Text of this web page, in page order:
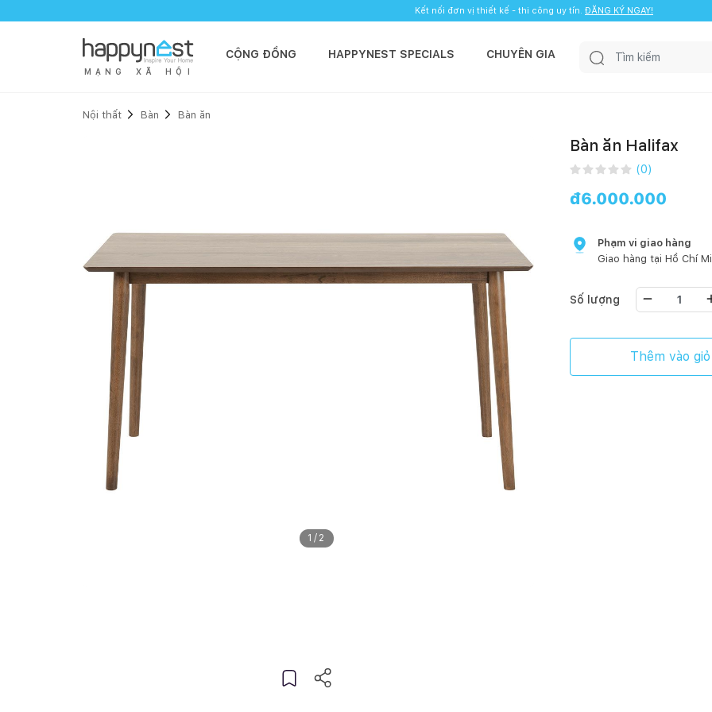
Kết nối đơn vị thiết kế - thi công uy tín. ĐĂNG KÝ NGAY!
M Ạ N G X Ã H Ộ I
CỘNG ĐỒNG HAPPYNEST SPECIALS CHUYÊN GIA
Nội thất Bàn Bàn ăn
1 / 2
Bàn ăn Halifax
(0)
đ6.000.000
Phạm vi giao hàng
Giao hàng tại Hồ Chí
Số lượng
Thêm vào giỏ